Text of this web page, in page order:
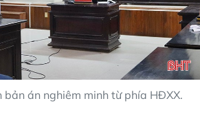
bản án nghiêm minh từ phía HĐXX.